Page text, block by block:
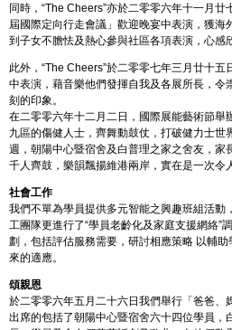
同時，“The Cheers”亦於二零零六年十一月
屆國際定向行走會議」歡迎晚宴中表演，獲海
到子女不膽怯及熱心參與社區各項表演，心感
此外，“The Cheers”於二零零七年三月廿十
中表演，藉音樂他們發揮自我及各展所長，令
刻的印象。
在二零零六年十二月二日，國際展能藝術節舉
九區的傷健人士，齊舞動鼓仗，打破健力士世
週，朝陽中心暨宿舍及白普理之家之舍友，家
千人齊鼓，樂韻飄揚維港兩岸，實在是一次令
社會工作
我們不單為學員提供多元智能之興趣班組活動
工團隊更進行了“學員老齡化及家庭支援網絡”
劃，包括評估服務需要，研討相應策略 以輔
來的適應。
頌親恩
於二零零六年五月二十六日我們舉行「爸爸、
出席的包括了朝陽中心暨宿舍六十四位學員，